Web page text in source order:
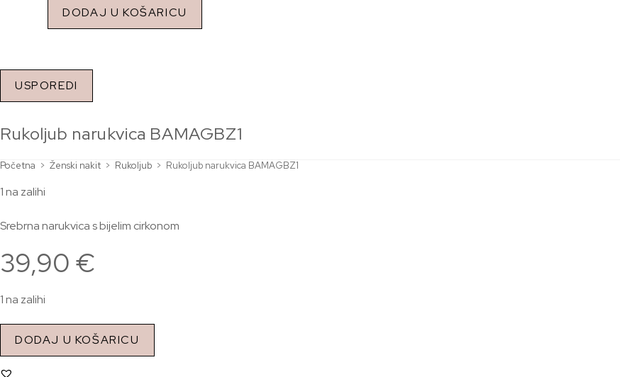
DODAJ U KOŠARICU
USPOREDI
Rukoljub narukvica BAMAGBZ1
Početna > Ženski nakit > Rukoljub > Rukoljub narukvica BAMAGBZ1
1 na zalihi
Srebrna narukvica s bijelim cirkonom
39,90 €
1 na zalihi
DODAJ U KOŠARICU